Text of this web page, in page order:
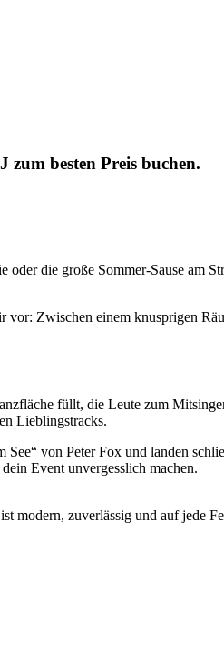
besten Preis buchen.
die große Sommer-Sause am
vor: Zwischen einem knusprigen
füllt, die Leute zum
Lieblingstracks.
von Peter Fox und landen
Event unvergesslich machen.
modern, zuverlässig und auf jede